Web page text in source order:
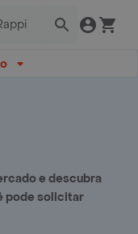
e descubra
pode solicitar